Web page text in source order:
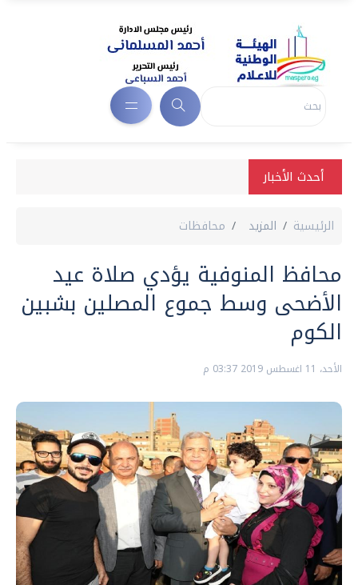
أحدث الأخبار
الرئيسية المزيد محافظات
محافظ المنوفية يؤدي صلاة عيد
الأضحى وسط جموع المصلين بشبين
الكوم
الأحد، 11 اغسطس 2019 03:37 م